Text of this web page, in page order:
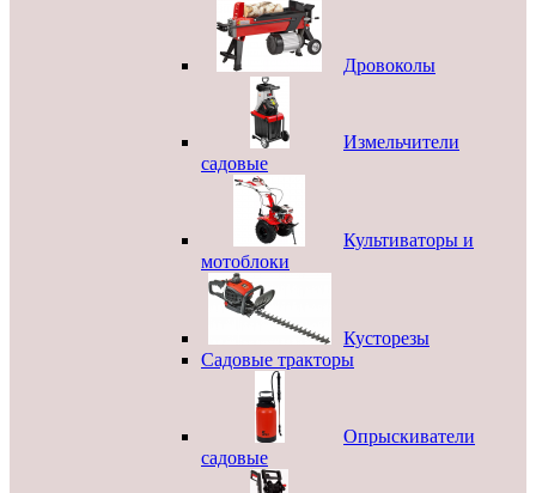
Дровоколы
Измельчители
садовые
Культиваторы и
мотоблоки
Кусторезы
Садовые тракторы
Опрыскиватели
садовые